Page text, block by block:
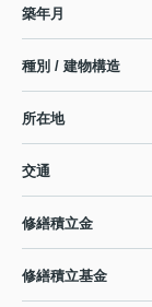
築年月
種別 / 建物構造
所在地
交通
修繕積立金
修繕積立基金